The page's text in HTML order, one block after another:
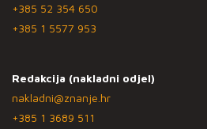
+385 52 354 650
+385 1 5577 953
Redakcija (nakladni odjel)
nakladni@znanje.hr
+385 1 3689 511